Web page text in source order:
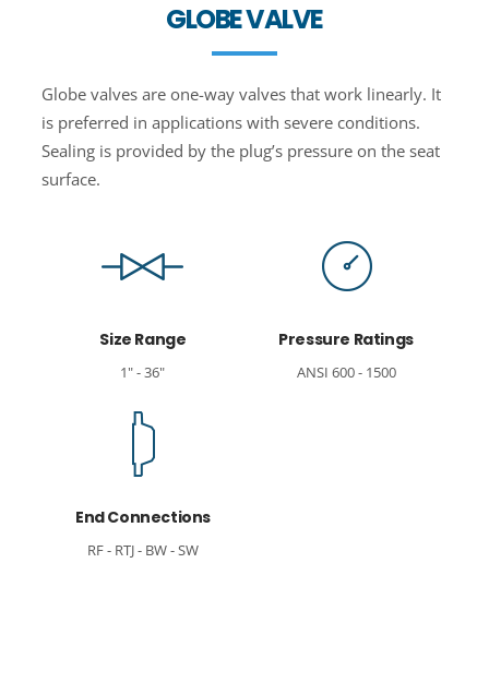
GLOBE VALVE
Globe valves are one-way valves that work linearly. It
is preferred in applications with severe conditions.
Sealing is provided by the plug’s pressure on the seat
surface.
Size Range
1" - 36"
Pressure Ratings
ANSI 600 - 1500
End Connections
RF - RTJ - BW - SW